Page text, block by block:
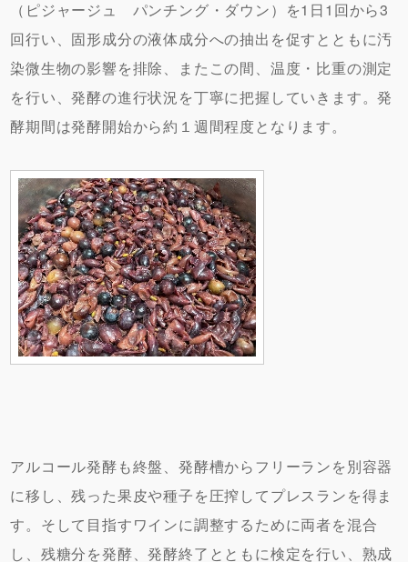
（ピジャージュ パンチング・ダウン）を1日1回から3
回行い、固形成分の液体成分への抽出を促すとともに汚
染微生物の影響を排除、またこの間、温度・比重の測定
を行い、発酵の進行状況を丁寧に把握していきます。発
酵期間は発酵開始から約１週間程度となります。
アルコール発酵も終盤、発酵槽からフリーランを別容器
に移し、残った果皮や種子を圧搾してプレスランを得ま
す。そして目指すワインに調整するために両者を混合
し、残糖分を発酵、発酵終了とともに検定を行い、熟成